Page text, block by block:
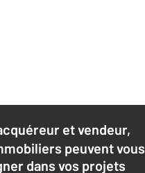
et vendeur,
peuvent vous
dans vos projets